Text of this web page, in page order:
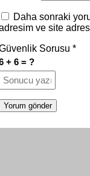
Daha sonraki
ve site
Sorusu *
+ 6 = ?